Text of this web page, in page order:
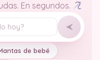
En segundos.
de bebé